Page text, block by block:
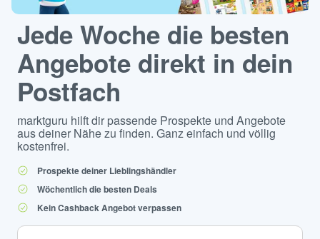
Jede Woche die besten
Angebote direkt in dein
Postfach
marktguru hilft dir passende Prospekte und Angebote
aus deiner Nähe zu finden. Ganz einfach und völlig
kostenfrei.
Prospekte deiner Lieblingshändler
Wöchentlich die besten Deals
Kein Cashback Angebot verpassen